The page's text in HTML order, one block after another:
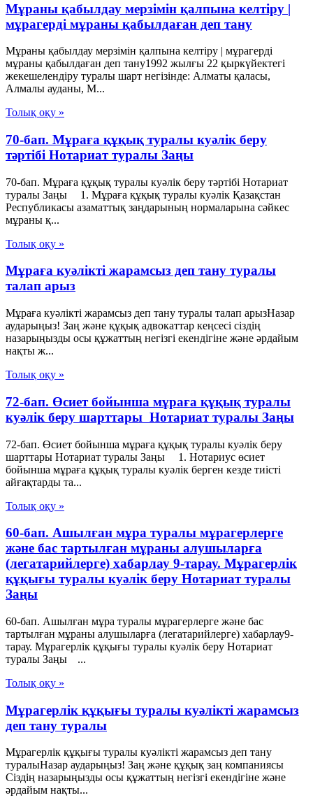
Мұраны қабылдау мерзімін қалпына келтіру |
мұрагерді мұраны қабылдаған деп тану
Мұраны қабылдау мерзімін қалпына келтіру | мұрагерді
мұраны қабылдаған деп тану1992 жылғы 22 қыркүйектегі
жекешелендіру туралы шарт негізінде: Алматы қаласы,
Алмалы ауданы, М...
Толық оқу »
70-бап. Мұраға құқық туралы куәлiк беру
тәртiбi Нотариат туралы Заңы
70-бап. Мұраға құқық туралы куәлiк беру тәртiбi Нотариат
туралы Заңы 1. Мұраға құқық туралы куәлiк Қазақстан
Республикасы азаматтық заңдарының нормаларына сәйкес
мұраны қ...
Толық оқу »
Мұраға куәлікті жарамсыз деп тану туралы
талап арыз
Мұраға куәлікті жарамсыз деп тану туралы талап арызНазар
аударыңыз! Заң және құқық адвокаттар кеңсесі сіздің
назарыңызды осы құжаттың негізгі екендігіне және әрдайым
нақты ж...
Толық оқу »
72-бап. Өсиет бойынша мұраға құқық туралы
куәлiк беру шарттары Нотариат туралы Заңы
72-бап. Өсиет бойынша мұраға құқық туралы куәлiк беру
шарттары Нотариат туралы Заңы 1. Нотариус өсиет
бойынша мұраға құқық туралы куәлiк берген кезде тиiстi
айғақтарды та...
Толық оқу »
60-бап. Ашылған мұра туралы мұрагерлерге
және бас тартылған мұраны алушыларға
(легатарийлерге) хабарлау 9-тарау. Мұрагерлiк
құқығы туралы куәлiк беру Нотариат туралы
Заңы
60-бап. Ашылған мұра туралы мұрагерлерге және бас
тартылған мұраны алушыларға (легатарийлерге) хабарлау9-
тарау. Мұрагерлiк құқығы туралы куәлiк беру Нотариат
туралы Заңы ...
Толық оқу »
Мұрагерлік құқығы туралы куәлікті жарамсыз
деп тану туралы
Мұрагерлік құқығы туралы куәлікті жарамсыз деп тану
туралыНазар аударыңыз! Заң және құқық заң компаниясы
Сіздің назарыңызды осы құжаттың негізгі екендігіне және
әрдайым нақты...